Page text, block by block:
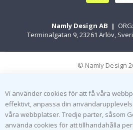
Namly Design AB |
Terminalgatan 9, 23261 Arlöv,
© Namly Design
Vi använder cookies för att få våra
effektivt, anpassa din
våra webbplatser. Tredje parter, såsom
använda cookies för att tillhandahålla